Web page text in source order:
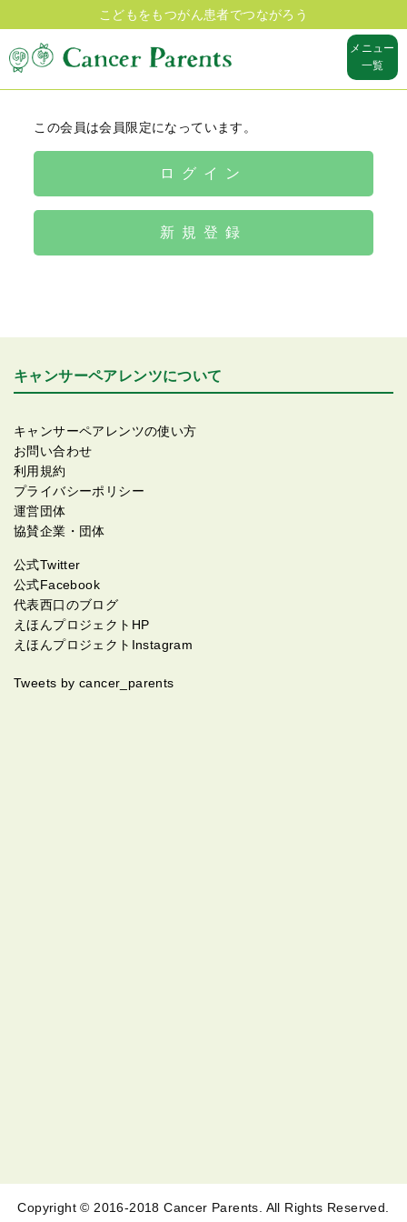
こどもをもつがん患者でつながろう
メニュー
一覧
この会員は会員限定になっています。
ログイン
新規登録
キャンサーペアレンツについて
キャンサーペアレンツの使い方
お問い合わせ
利用規約
プライバシーポリシー
運営団体
協賛企業・団体
公式Twitter
公式Facebook
代表西口のブログ
えほんプロジェクトHP
えほんプロジェクトInstagram
Tweets by cancer_parents
Copyright © 2016-2018 Cancer Parents. All Rights Reserved.